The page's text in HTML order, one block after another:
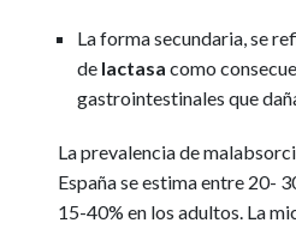
La forma secundaria, se
de lactasa como
gastrointestinales que
La prevalencia de
España se estima entre 20-
15-40% en los adultos. La